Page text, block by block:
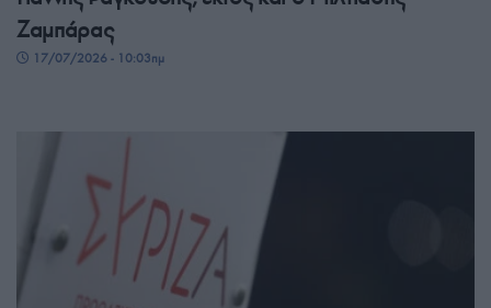
Ζαμπάρας
17/07/2026 - 10:03πμ